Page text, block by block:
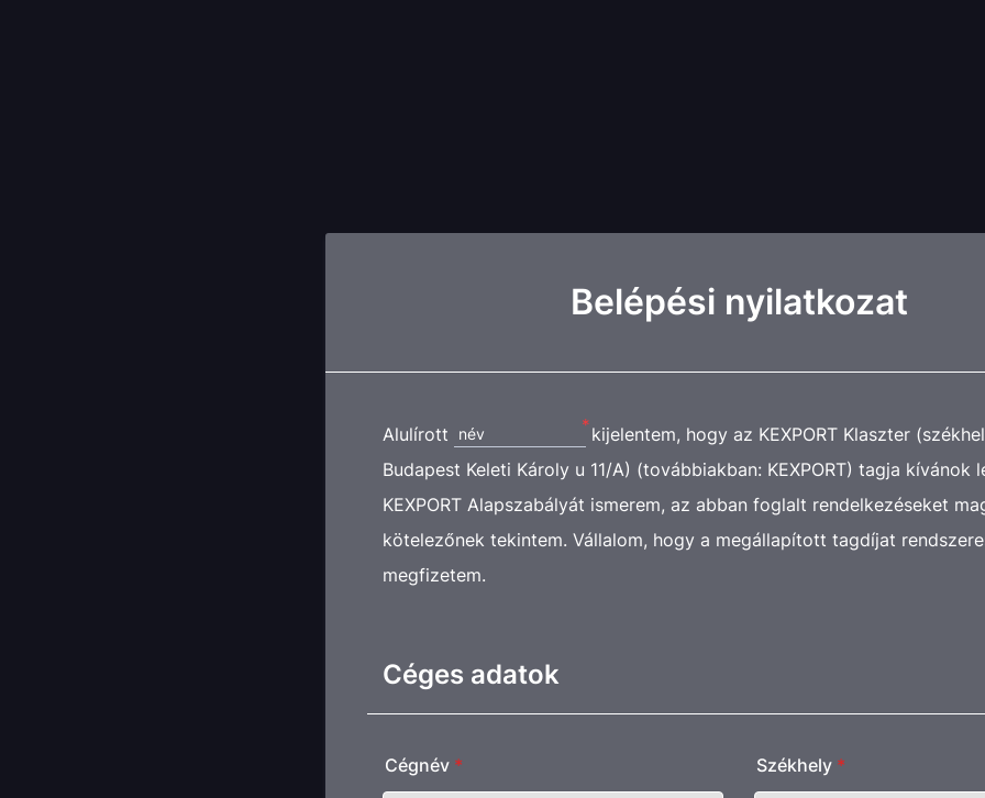
Belépési nyilatkozat
Alulírott név *kijelentem, hogy az KEXPORT Klaszter
Budapest Keleti Károly u 11/A) (továbbiakban: KEXPORT) tagja kívánok
KEXPORT Alapszabályát ismerem, az abban foglalt rendelkezéseket
kötelezőnek tekintem. Vállalom, hogy a megállapított tagdíjat
megfizetem.
Céges adatok
Cégnév * Székhely *